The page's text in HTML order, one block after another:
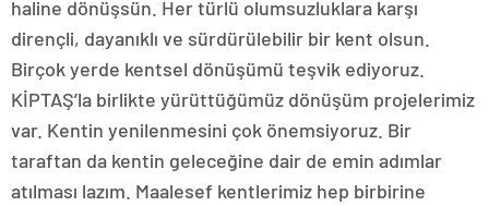
haline dönüşsün. Her türlü olumsuzluklara karşı
dirençli, dayanıklı ve sürdürülebilir bir kent olsun.
Birçok yerde kentsel dönüşümü teşvik ediyoruz.
KİPTAŞ’la birlikte yürüttüğümüz dönüşüm projelerimiz
var. Kentin yenilenmesini çok önemsiyoruz. Bir
taraftan da kentin geleceğine dair de emin adımlar
atılması lazım. Maalesef kentlerimiz hep birbirine